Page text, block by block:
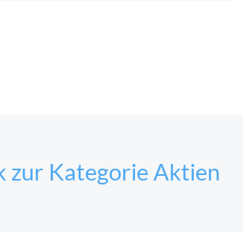
zur Kategorie Aktien